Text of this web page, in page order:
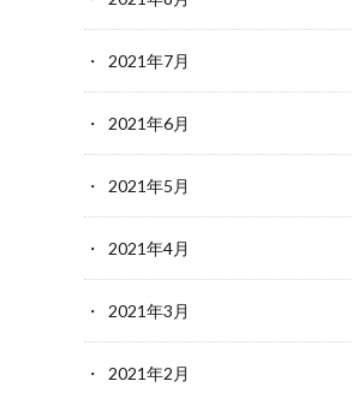
2021年7月
2021年6月
2021年5月
2021年4月
2021年3月
2021年2月